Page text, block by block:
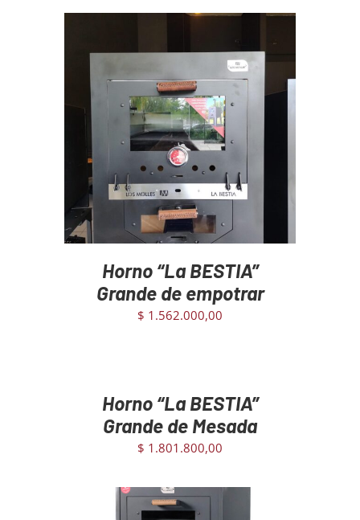
AGREGAR AL CARRITO /
Horno “La BESTIA”
Grande de empotrar
$ 1.562.000,00
DETAILSHorno “La BESTIA”
Grande de Mesada
$ 1.801.800,00